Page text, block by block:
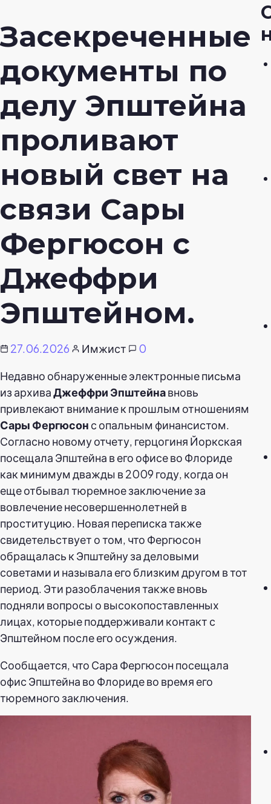
Засекреченные
документы по
делу Эпштейна
проливают
новый свет на
связи Сары
Фергюсон с
Джеффри
Эпштейном.
27.06.2026 Имжист
0
Недавно обнаруженные электронные письма
из архиваДжеффри Эпштейнавновь
привлекают внимание к прошлым отношениям
Сары Фергюсон с опальным финансистом.
Согласно новому отчету, герцогиня Йоркская
посещала Эпштейна в его офисе во Флориде
как минимум дважды в 2009 году, когда он
еще отбывал тюремное заключение за
вовлечение несовершеннолетней в
проституцию. Новая переписка также
свидетельствует о том, что Фергюсон
обращалась к Эпштейну за деловыми
советами и называла его близким другом в тот
период. Эти разоблачения также вновь
подняли вопросы о высокопоставленных
лицах, которые поддерживали контакт с
Эпштейном после его осуждения.
Сообщается, что Сара Фергюсон посещала
офис Эпштейна во Флориде во время его
тюремного заключения.